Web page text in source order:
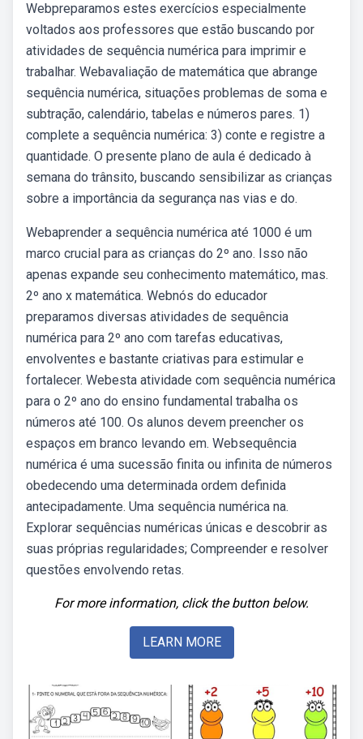
Webpreparamos estes exercícios especialmente
voltados aos professores que estão buscando por
atividades de sequência numérica para imprimir e
trabalhar. Webavaliação de matemática que abrange
sequência numérica, situações problemas de soma e
subtração, calendário, tabelas e números pares. 1)
complete a sequência numérica: 3) conte e registre a
quantidade. O presente plano de aula é dedicado à
semana do trânsito, buscando sensibilizar as crianças
sobre a importância da segurança nas vias e do.
Webaprender a sequência numérica até 1000 é um
marco crucial para as crianças do 2º ano. Isso não
apenas expande seu conhecimento matemático, mas.
2º ano x matemática. Webnós do educador
preparamos diversas atividades de sequência
numérica para 2º ano com tarefas educativas,
envolventes e bastante criativas para estimular e
fortalecer. Webesta atividade com sequência numérica
para o 2º ano do ensino fundamental trabalha os
números até 100. Os alunos devem preencher os
espaços em branco levando em. Websequência
numérica é uma sucessão finita ou infinita de números
obedecendo uma determinada ordem definida
antecipadamente. Uma sequência numérica na.
Explorar sequências numéricas únicas e descobrir as
suas próprias regularidades; Compreender e resolver
questões envolvendo retas.
For more information, click the button below.
LEARN MORE